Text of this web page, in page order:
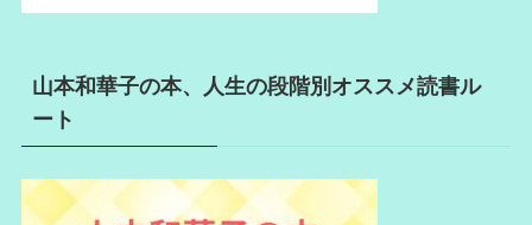
山本和華子の本、人生の段階別オススメ読書ル
ート